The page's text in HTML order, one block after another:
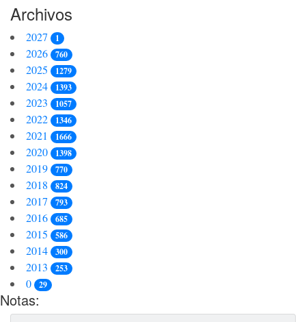
Archivos
2027 1
2026 760
2025 1279
2024 1393
2023 1057
2022 1346
2021 1666
2020 1398
2019 770
2018 824
2017 793
2016 685
2015 586
2014 300
2013 253
0 29
Notas: